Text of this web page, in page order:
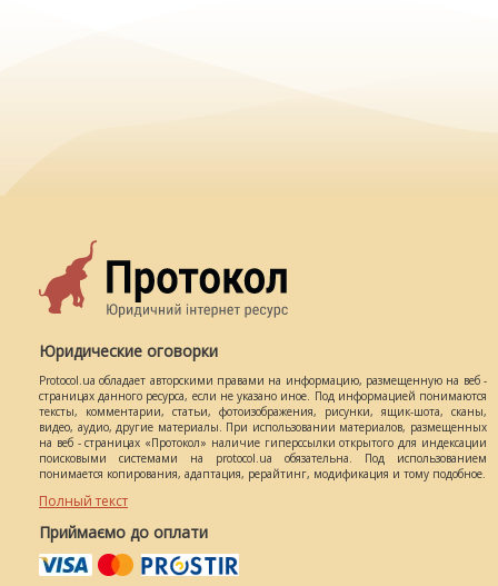
Юридические оговорки
Protocol.ua обладает авторскими правами на информацию, размещенную на веб -
страницах данного ресурса, если не указано иное. Под информацией понимаются
тексты, комментарии, статьи, фотоизображения, рисунки, ящик-шота, сканы,
видео, аудио, другие материалы. При использовании материалов, размещенных
на веб - страницах «Протокол» наличие гиперссылки открытого для индексации
поисковыми системами на protocol.ua обязательна. Под использованием
понимается копирования, адаптация, рерайтинг, модификация и тому подобное.
Полный текст
Приймаємо до оплати